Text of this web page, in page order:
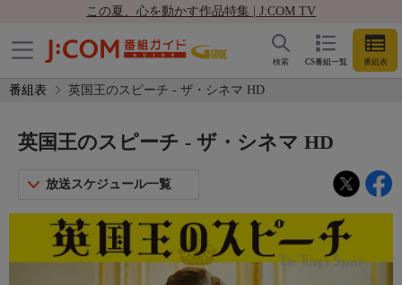
この夏、心を動かす作品特集 | J:COM TV
CS番組一覧 番組表
検索
番組表 英国王のスピーチ - ザ・シネマ HD
英国王のスピーチ - ザ・シネマ HD
放送スケジュール一覧